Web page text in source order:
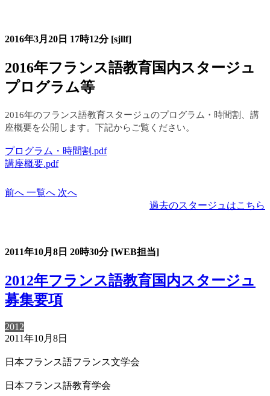
2016年3月20日 17時12分 [sjllf]
2016年フランス語教育国内スタージュ
プログラム等
2016年のフランス語教育スタージュのプログラム・時間割、講
座概要を公開します。下記からご覧ください。
プログラム・時間割.pdf
講座概要.pdf
前へ 一覧へ 次へ
過去のスタージュはこちら
2011年10月8日 20時30分 [WEB担当]
2012年フランス語教育国内スタージュ
募集要項
2012
2011年10月8日
日本フランス語フランス文学会
日本フランス語教育学会